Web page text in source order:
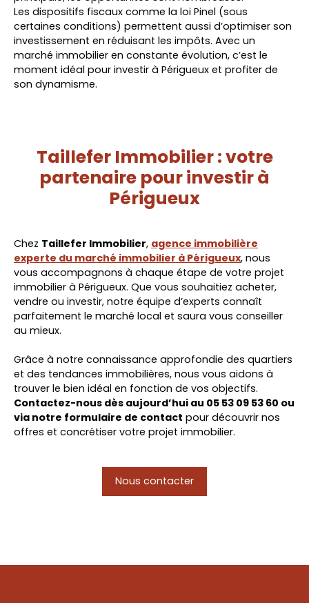
Les dispositifs fiscaux comme la loi Pinel (sous
certaines conditions) permettent aussi d’optimiser son
investissement en réduisant les impôts. Avec un
marché immobilier en constante évolution, c’est le
moment idéal pour investir à Périgueux et profiter de
son dynamisme.
Taillefer Immobilier : votre
partenaire pour investir à
Périgueux
Chez Taillefer Immobilier, agence immobilière
experte du marché immobilier à Périgueux, nous
vous accompagnons à chaque étape de votre projet
immobilier à Périgueux. Que vous souhaitiez acheter,
vendre ou investir, notre équipe d’experts connaît
parfaitement le marché local et saura vous conseiller
au mieux.
Grâce à notre connaissance approfondie des quartiers
et des tendances immobilières, nous vous aidons à
trouver le bien idéal en fonction de vos objectifs.
Contactez-nous dès aujourd’hui au 05 53 09 53 60 ou
via notre formulaire de contact pour découvrir nos
offres et concrétiser votre projet immobilier.
Nous contacter